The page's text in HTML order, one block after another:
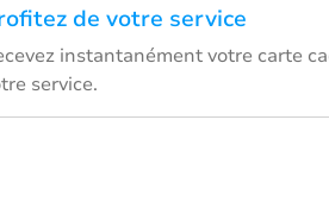
de votre service
instantanément votre carte
service.